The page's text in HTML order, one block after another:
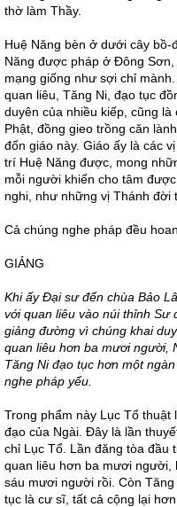
thờ làm Thầy.
Huệ Năng bèn ở dưới cây
Năng được pháp ở Đông Sơn,
mạng giống như sợi chỉ
quan liêu, Tăng Ni, đạo tục
duyên của nhiều kiếp, cũng
Phật, đồng gieo trồng căn
đốn giáo này. Giáo ấy là các
trí Huệ Năng được, mong
mỗi người khiến cho tâm
nghi, như những vị Thánh đời
Cả chúng nghe pháp đều
GIẢNG
Khi ấy Đại sư đến chùa Bảo
với quan liêu vào núi thỉnh Sư
giảng đường vì chúng khai
quan liêu hơn ba mươi người,
Tăng Ni đạo tục hơn một
nghe pháp yếu.
Trong phẩm này Lục Tổ
đạo của Ngài. Đây là lần
chỉ Lục Tổ. Lần đăng tòa đầu
quan liêu hơn ba mươi
sáu mươi người rồi. Còn
tục là cư sĩ, tất cả cộng lại